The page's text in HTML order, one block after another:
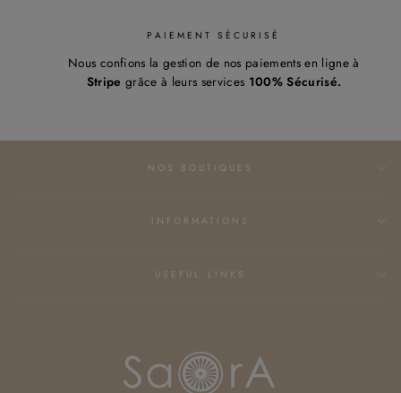
PAIEMENT SÉCURISÉ
Nous confions la gestion de nos paiements en ligne à
Stripe grâce à leurs services 100% Sécurisé.
NOS BOUTIQUES
INFORMATIONS
USEFUL LINKS